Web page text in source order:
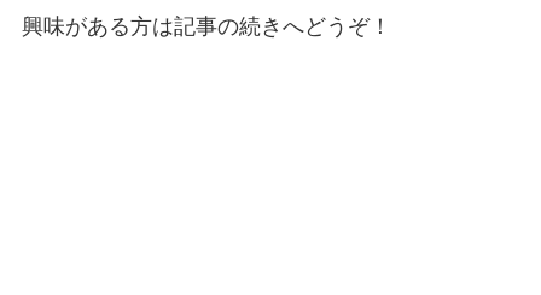
興味がある方は記事の続きへどうぞ！